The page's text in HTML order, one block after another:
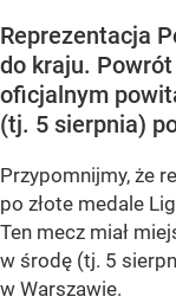
Reprezentacja
do kraju.
oficjalnym
(tj. 5 sierpnia)
Przypomnijmy, że
po złote medale
Ten mecz miał
w środę (tj. 5
w Warszawie.